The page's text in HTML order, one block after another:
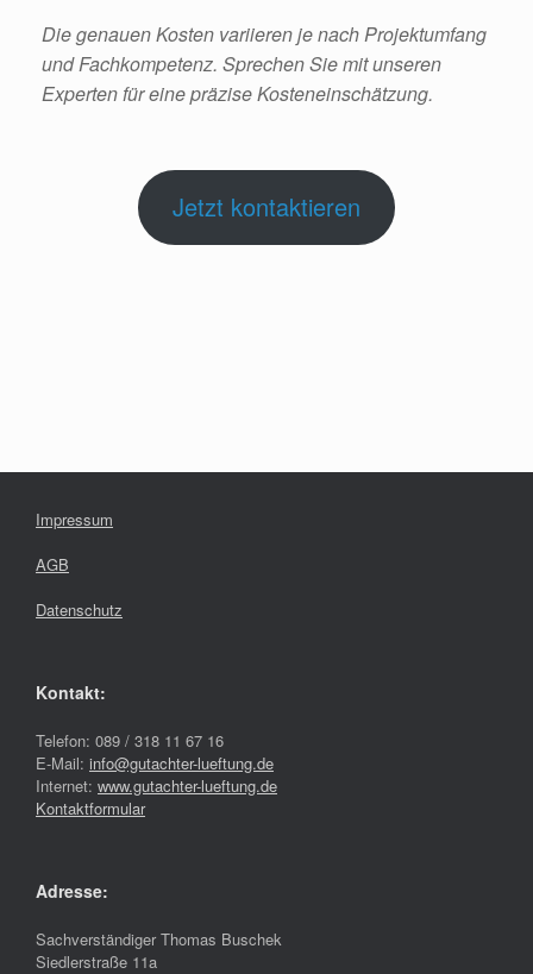
Die genauen Kosten variieren je nach Projektumfang
und Fachkompetenz. Sprechen Sie mit unseren
Experten für eine präzise Kosteneinschätzung.
Jetzt kontaktieren
Impressum
AGB
Datenschutz
Kontakt:
Telefon: 089 / 318 11 67 16
E-Mail: info@gutachter-lueftung.de
Internet: www.gutachter-lueftung.de
Kontaktformular
Adresse:
Sachverständiger Thomas Buschek
Siedlerstraße 11a